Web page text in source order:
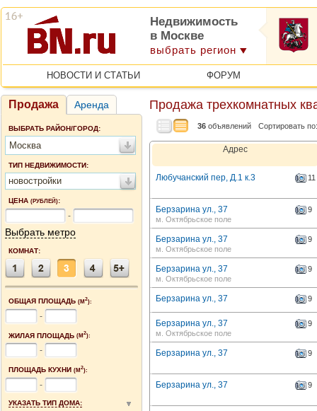
Недвижимость
в Москве
выбрать регион
НОВОСТИ И СТАТЬИ ФОРУМ
Продажа Аренда
ВЫБРАТЬ РАЙОН/ГОРОД:
Москва
ТИП НЕДВИЖИМОСТИ:
новостройки
ЦЕНА (РУБЛЕЙ):
-
Выбрать метро
КОМНАТ:
ОБЩАЯ ПЛОЩАДЬ (М2):
-
ЖИЛАЯ ПЛОЩАДЬ (М2):
-
ПЛОЩАДЬ КУХНИ (М2):
-
УКАЗАТЬ ТИП ДОМА:
Продажа трехкомнатных
36 объявлений Сортировать
Адрес
Любучанский пер, Д.1 к.3 11
Берзарина ул., 37
9
м. Октябрьское поле
Берзарина ул., 37
9
м. Октябрьское поле
Берзарина ул., 37
9
м. Октябрьское поле
Берзарина ул., 37 9
Берзарина ул., 37
9
м. Октябрьское поле
Берзарина ул., 37 9
Берзарина ул., 37 9